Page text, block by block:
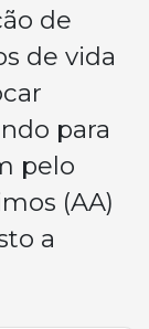
de
de vida
para
pelo
(AA)
a